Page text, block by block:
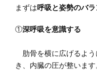
まずは呼吸と姿勢のバラ
①深呼吸を意識する
肋骨を横に広げるよう
き、内臓の圧が整います